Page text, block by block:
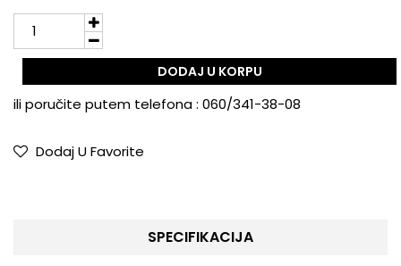
DODAJ U KORPU
ili poručite putem telefona : 060/341-38-08
Dodaj U Favorite
SPECIFIKACIJA